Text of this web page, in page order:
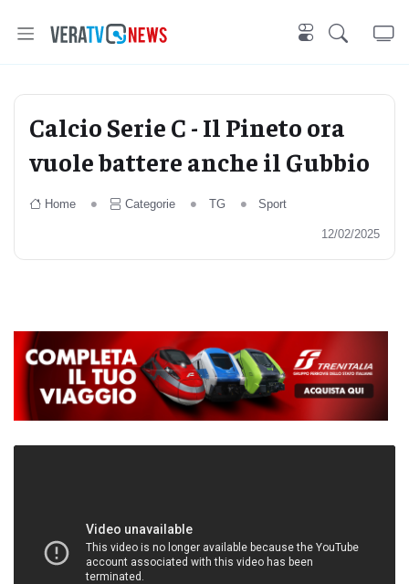
Calcio Serie C - Il Pineto ora
vuole battere anche il Gubbio
Home Categorie TG Sport
12/02/2025